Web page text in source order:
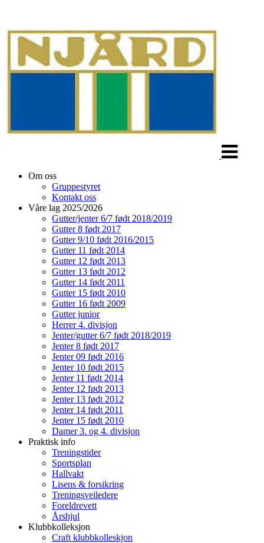
Om oss
Gruppestyret
Kontakt oss
Våre lag 2025/2026
Gutter/jenter 6/7 født 2018/2019
Gutter 8 født 2017
Gutter 9/10 født 2016/2015
Gutter 11 født 2014
Gutter 12 født 2013
Gutter 13 født 2012
Gutter 14 født 2011
Gutter 15 født 2010
Gutter 16 født 2009
Gutter junior
Herrer 4. divisjon
Jenter/gutter 6/7 født 2018/2019
Jenter 8 født 2017
Jenter 09 født 2016
Jenter 10 født 2015
Jenter 11 født 2014
Jenter 12 født 2013
Jenter 13 født 2012
Jenter 14 født 2011
Jenter 15 født 2010
Damer 3. og 4. divisjon
Praktisk info
Treningstider
Sportsplan
Hallvakt
Lisens & forsikring
Treningsveiledere
Foreldrevett
Årshjul
Klubbkolleksjon
Craft klubbkolleskjon